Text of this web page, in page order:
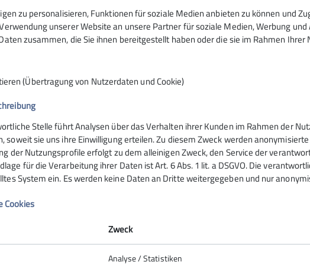
zur Reduzierung des CO2-Ausstosses
via Homepage und sozialen Medien
Personen- und Altersgruppen
Gremien und Arbeitsgruppen
zu personalisieren, Funktionen für soziale Medien anbieten zu können und
unserer Website an unsere Partner für soziale Medien, Werbung
zusammen, die Sie ihnen bereitgestellt haben oder die sie im Rahmen
(Übertragung von Nutzerdaten und Cookie)
Stelle führt Analysen über das Verhalten ihrer Kunden im Rahmen der
soweit sie uns ihre Einwilligung erteilen. Zu diesem Zweck werden
der Nutzungsprofile erfolgt zu dem alleinigen Zweck, den Service der
für die Verarbeitung ihrer Daten ist Art. 6 Abs. 1 lit. a DSGVO. Die
System ein. Es werden keine Daten an Dritte weitergegeben und nur
Cookies
Zweck
Analyse / Statistiken